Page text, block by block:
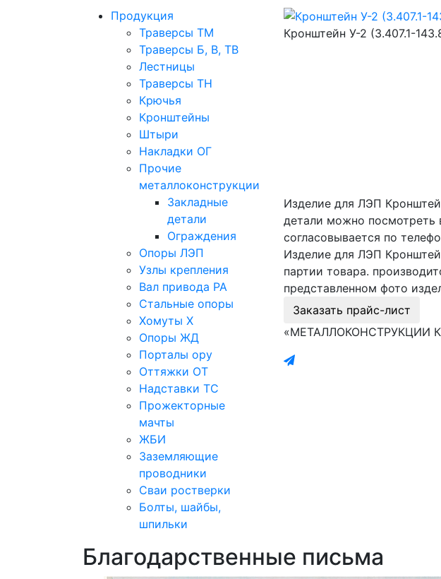
Продукция
Траверсы ТМ
Траверсы Б, В, ТВ
Лестницы
Траверсы ТН
Крючья
Кронштейны
Штыри
Накладки ОГ
Прочие
металлоконструкции
Закладные
детали
Ограждения
Опоры ЛЭП
Узлы крепления
Вал привода РА
Стальные опоры
Хомуты Х
Опоры ЖД
Порталы ору
Оттяжки ОТ
Надставки ТС
Прожекторные
мачты
ЖБИ
Заземляющие
проводники
Сваи ростверки
Болты, шайбы,
шпильки
Кронштейн У-2 (3.407.1-
Изделие для ЛЭП
детали можно посмотреть
согласовывается по
Изделие для ЛЭП
партии товара.
представленном фото
Заказать прайс-лист
«МЕТАЛЛОКОНСТРУКЦИИ
Благодарственные письма